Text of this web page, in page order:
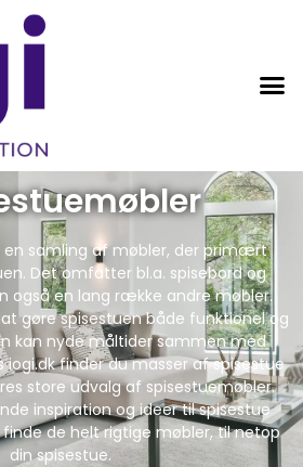
en samling af møbler, der primært
Det omfatter bl.a. spisebord og
også en lang række andre møbler.
gøre spisestuen både funktionel og
kan nyde måltider sammen med
iogi.dk finder du masser af spisestue
store udvalg af spisestuemøbler.
inspiration og ideer til spisestue
de helt rigtige møbler, til netop
din spisestue.